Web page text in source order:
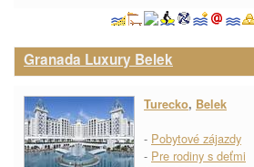
Granada Luxury Belek
Turecko, Belek
- Pobytové zájazdy
- Pre rodiny s deťmi